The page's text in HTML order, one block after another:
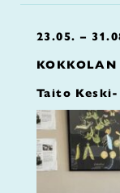
23.05. –
Taito